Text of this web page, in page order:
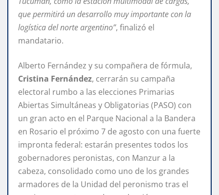
que permitirá un desarrollo muy importante con la
logística del norte argentino”, finalizó el
mandatario.
Alberto Fernández y su compañera de fórmula,
Cristina Fernández, cerrarán su campaña
electoral rumbo a las elecciones Primarias
Abiertas Simultáneas y Obligatorias (PASO) con
un gran acto en el Parque Nacional a la Bandera
en Rosario el próximo 7 de agosto con una fuerte
impronta federal: estarán presentes todos los
gobernadores peronistas, con Manzur a la
cabeza, consolidado como uno de los grandes
armadores de la Unidad del peronismo tras el